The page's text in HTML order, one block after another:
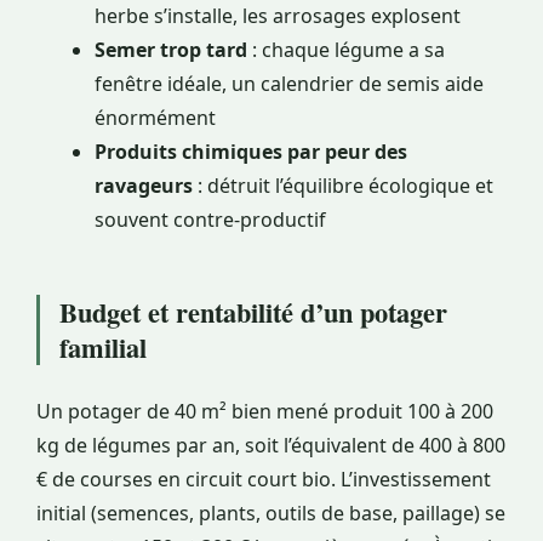
herbe s’installe, les arrosages explosent
Semer trop tard : chaque légume a sa
fenêtre idéale, un calendrier de semis aide
énormément
Produits chimiques par peur des
ravageurs : détruit l’équilibre écologique et
souvent contre-productif
Budget et rentabilité d’un potager
familial
Un potager de 40 m² bien mené produit 100 à 200
kg de légumes par an, soit l’équivalent de 400 à 800
€ de courses en circuit court bio. L’investissement
initial (semences, plants, outils de base, paillage) se